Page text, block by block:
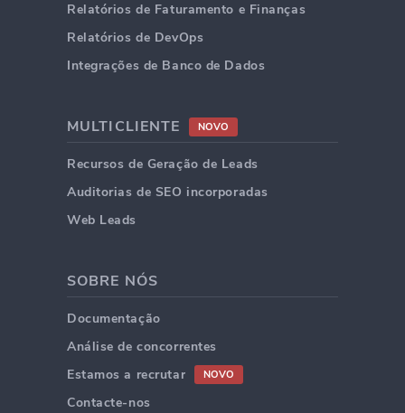
Relatórios de Faturamento e Finanças
Relatórios de DevOps
Integrações de Banco de Dados
MULTICLIENTE NOVO
Recursos de Geração de Leads
Auditorias de SEO incorporadas
Web Leads
SOBRE NÓS
Documentação
Análise de concorrentes
Estamos a recrutar
NOVO
Contacte-nos